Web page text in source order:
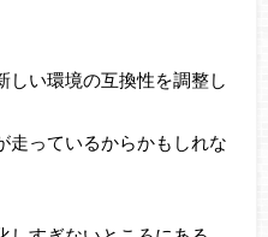
しい環境の互換性を調整し
走っているからかもしれな